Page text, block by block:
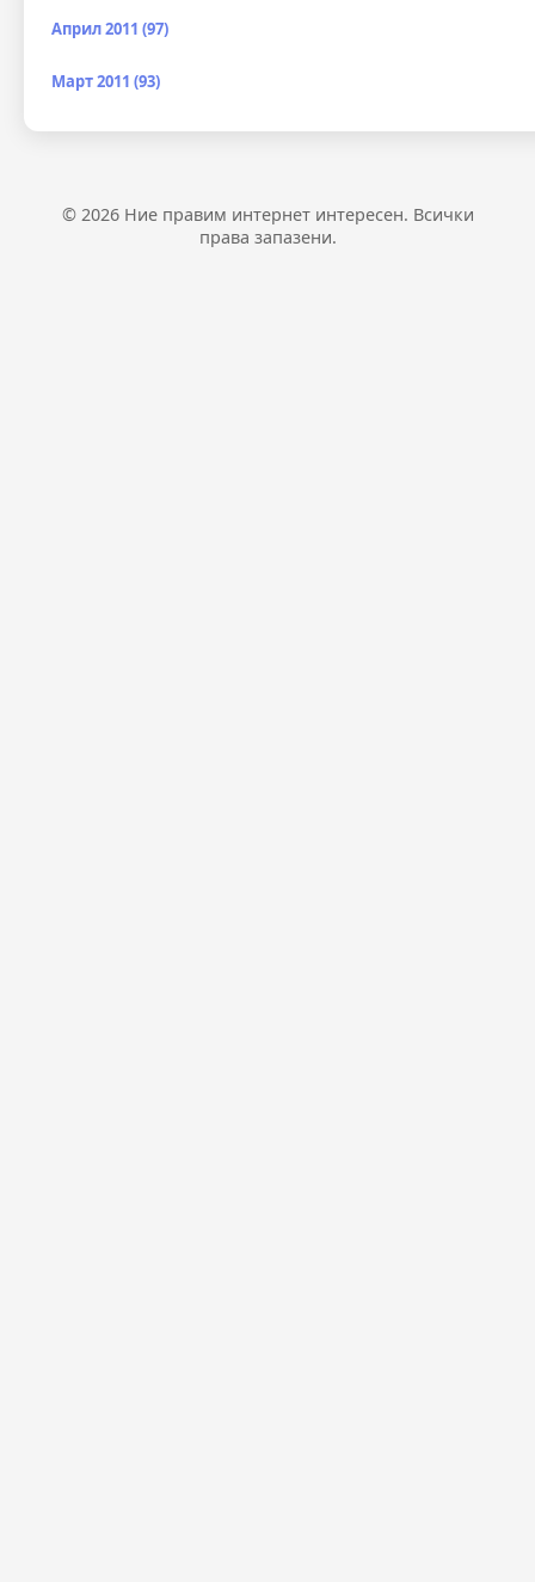
Април 2011 (97)
Март 2011 (93)
© 2026 Ние правим интернет интересен. Всички
права запазени.